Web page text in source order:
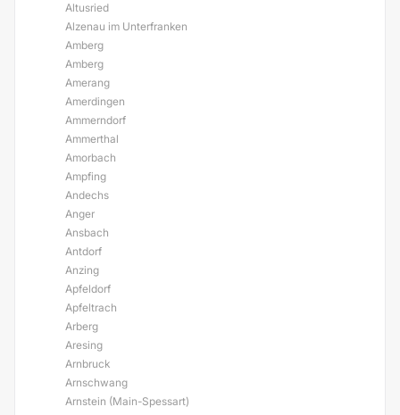
Altusried
Alzenau im Unterfranken
Amberg
Amberg
Amerang
Amerdingen
Ammerndorf
Ammerthal
Amorbach
Ampfing
Andechs
Anger
Ansbach
Antdorf
Anzing
Apfeldorf
Apfeltrach
Arberg
Aresing
Arnbruck
Arnschwang
Arnstein (Main-Spessart)